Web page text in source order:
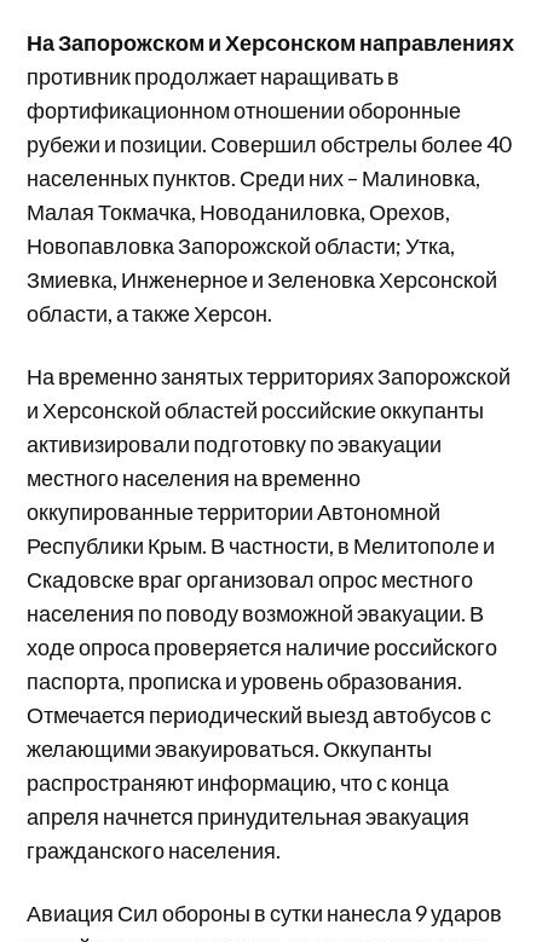
На Запорожском и Херсонском направлениях
противник продолжает наращивать в
фортификационном отношении оборонные
рубежи и позиции. Совершил обстрелы более 40
населенных пунктов. Среди них – Малиновка,
Малая Токмачка, Новоданиловка, Орехов,
Новопавловка Запорожской области; Утка,
Змиевка, Инженерное и Зеленовка Херсонской
области, а также Херсон.
На временно занятых территориях Запорожской
и Херсонской областей российские оккупанты
активизировали подготовку по эвакуации
местного населения на временно
оккупированные территории Автономной
Республики Крым. В частности, в Мелитополе и
Скадовске враг организовал опрос местного
населения по поводу возможной эвакуации. В
ходе опроса проверяется наличие российского
паспорта, прописка и уровень образования.
Отмечается периодический выезд автобусов с
желающими эвакуироваться. Оккупанты
распространяют информацию, что с конца
апреля начнется принудительная эвакуация
гражданского населения.
Авиация Сил обороны в сутки нанесла 9 ударов